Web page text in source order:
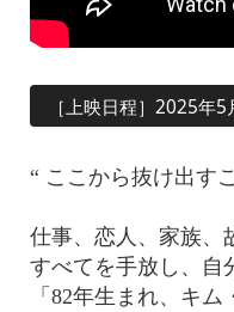
［上映日程］2025
“ ここから抜け出す
仕事、恋人、家族、
すべてを手放し、
「82年生まれ、キ